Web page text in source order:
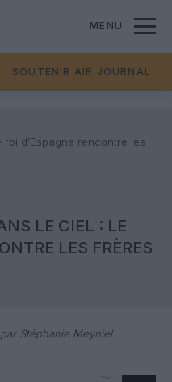
MENU
SOUTENIR AIR JOURNAL
d’Espagne rencontre les
LE CIEL : LE
LES FRÈRES
par Stéphanie Meyniel